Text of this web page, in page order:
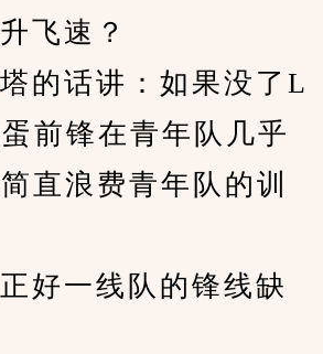
速？
话讲：如果没了L
前锋在青年队几乎
直浪费青年队的训
一线队的锋线缺